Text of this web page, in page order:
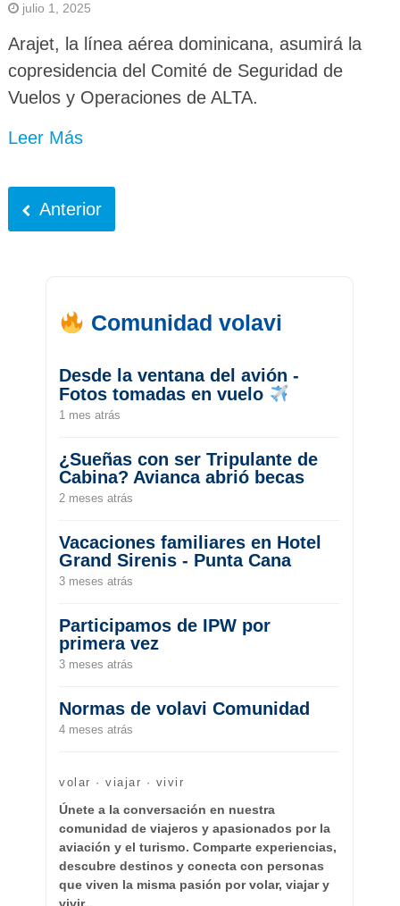
julio 1, 2025
Arajet, la línea aérea dominicana, asumirá la
copresidencia del Comité de Seguridad de
Vuelos y Operaciones de ALTA.
Leer Más
Anterior
Comunidad volavi
Desde la ventana del avión -
Fotos tomadas en vuelo
1 mes atrás
¿Sueñas con ser Tripulante de
Cabina? Avianca abrió becas
2 meses atrás
Vacaciones familiares en Hotel
Grand Sirenis - Punta Cana
3 meses atrás
Participamos de IPW por
primera vez
3 meses atrás
Normas de volavi Comunidad
4 meses atrás
volar · viajar · vivir
Únete a la conversación en nuestra
comunidad de viajeros y apasionados por la
aviación y el turismo. Comparte experiencias,
descubre destinos y conecta con personas
que viven la misma pasión por volar, viajar y